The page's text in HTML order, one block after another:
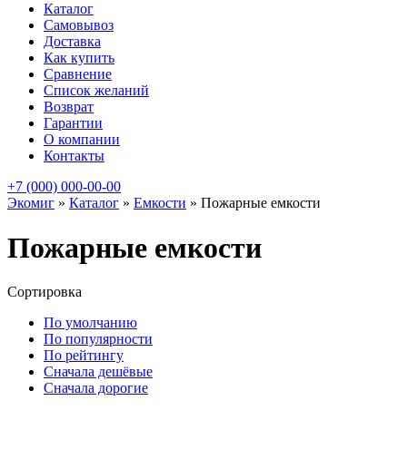
Каталог
Самовывоз
Доставка
Как купить
Сравнение
Список желаний
Возврат
Гарантии
О компании
Контакты
+7 (000) 000-00-00
Экомиг » Каталог » Емкости » Пожарные емкости
Пожарные емкости
Сортировка
По умолчанию
По популярности
По рейтингу
Сначала дешёвые
Сначала дорогие